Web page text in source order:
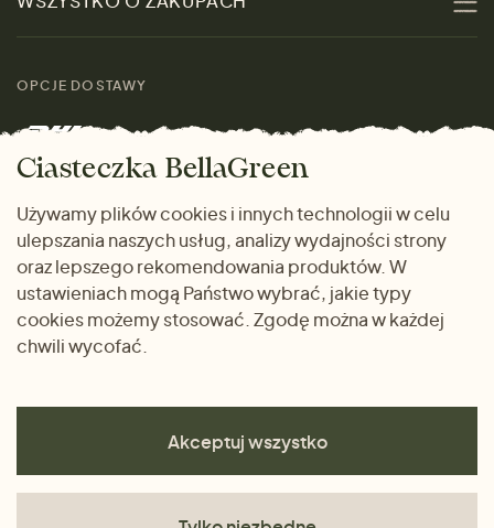
Skontaktuj się z nami
Marki
Kobiety
Mężczyźni
Prezenty
rozmiarach
Zwrot towaru
Dlaczego warto kupować
u nas
OPCJE DOSTAWY
METODY PŁATNOŚCI
Ciasteczka BellaGreen
Używamy plików cookies i innych technologii w celu
ulepszania naszych usług, analizy wydajności strony
oraz lepszego rekomendowania produktów. W
ustawieniach mogą Państwo wybrać, jakie typy
cookies możemy stosować. Zgodę można w każdej
chwili wycofać.
Akceptuj wszystko